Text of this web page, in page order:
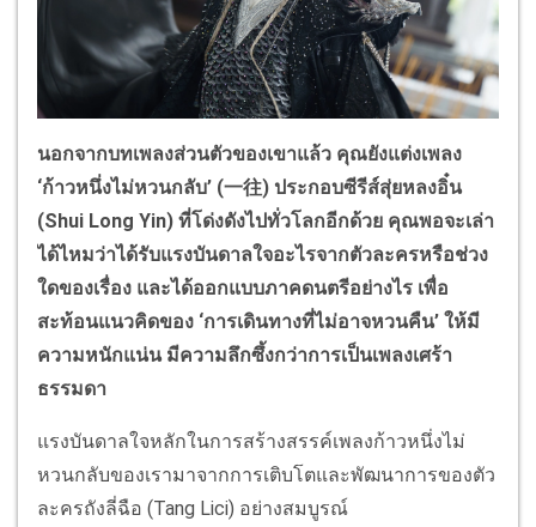
นอกจากบทเพลงส่วนตัวของเขาแล้ว คุณยังแต่งเพลง
‘ก้าวหนึ่งไม่หวนกลับ’ (一往) ประกอบซีรีส์สุ่ยหลงอิ๋น
(Shui Long Yin) ที่โด่งดังไปทั่วโลกอีกด้วย คุณพอจะเล่า
ได้ไหมว่าได้รับแรงบันดาลใจอะไรจากตัวละครหรือช่วง
ใดของเรื่อง และได้ออกแบบภาคดนตรีอย่างไร เพื่อ
สะท้อนแนวคิดของ ‘การเดินทางที่ไม่อาจหวนคืน’ ให้มี
ความหนักแน่น มีความลึกซึ้งกว่าการเป็นเพลงเศร้า
ธรรมดา
แรงบันดาลใจหลักในการสร้างสรรค์เพลงก้าวหนึ่งไม่
หวนกลับของเรามาจากการเติบโตและพัฒนาการของตัว
ละครถังลี่ฉือ (Tang Lici) อย่างสมบูรณ์